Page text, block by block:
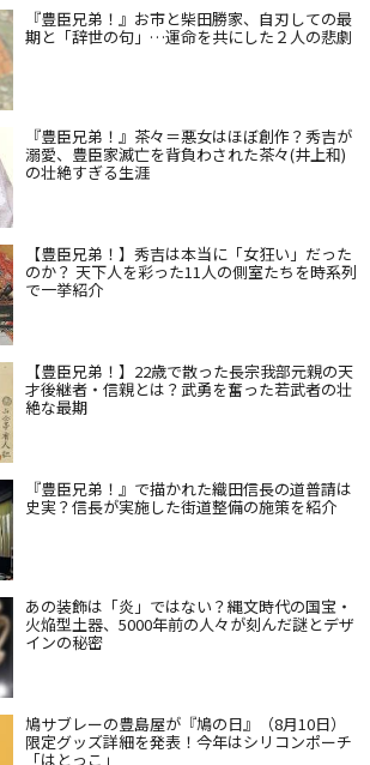
『豊臣兄弟！』お市と柴田勝家、自刃しての最
期と「辞世の句」…運命を共にした２人の悲劇
『豊臣兄弟！』茶々＝悪女はほぼ創作？秀吉が
溺愛、豊臣家滅亡を背負わされた茶々(井上和)
の壮絶すぎる生涯
【豊臣兄弟！】秀吉は本当に「女狂い」だった
のか？ 天下人を彩った11人の側室たちを時系列
で一挙紹介
【豊臣兄弟！】22歳で散った長宗我部元親の天
才後継者・信親とは？武勇を奮った若武者の壮
絶な最期
『豊臣兄弟！』で描かれた織田信長の道普請は
史実？信長が実施した街道整備の施策を紹介
あの装飾は「炎」ではない？縄文時代の国宝・
火焔型土器、5000年前の人々が刻んだ謎とデザ
インの秘密
鳩サブレーの豊島屋が『鳩の日』（8月10日）
限定グッズ詳細を発表！今年はシリコンポーチ
「はとっこ」